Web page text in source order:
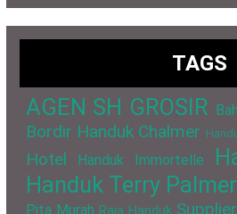
TAGS
AGEN SH GROSIR
Bordir Handuk Chalmer
Hotel
Handuk Immortelle
Handuk Terry Palmer
Pita Murah Raja Handuk